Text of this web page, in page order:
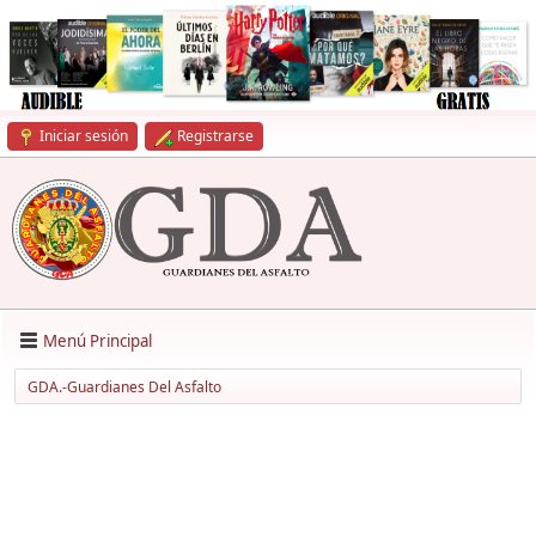
Iniciar sesión Registrarse
Menú Principal
GDA.-Guardianes Del Asfalto